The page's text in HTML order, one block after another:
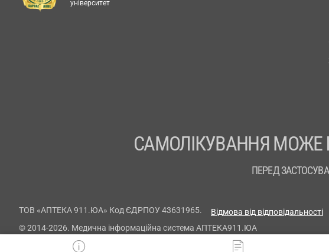
університет
САМОЛІКУВАННЯ МОЖЕ
ПЕРЕД
ТОВ «АПТЕКА 911.ЮА» Код ЄДРПОУ 43631965.
Відмова від відповідальності
© 2014-2026. Медична інформаційна система АПТЕКА911.ЮА